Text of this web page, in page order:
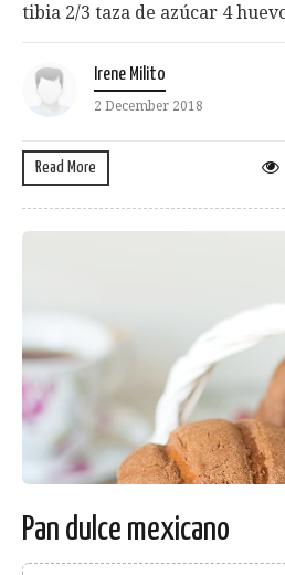
tibia 2/3 taza de azúcar 4
Irene Milito
2 December 2018
Read More
Pan dulce mexicano